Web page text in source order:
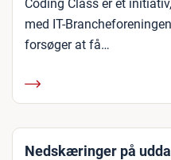
Coding Class er et
med IT-
forsøger at få…
Nedskæringer på